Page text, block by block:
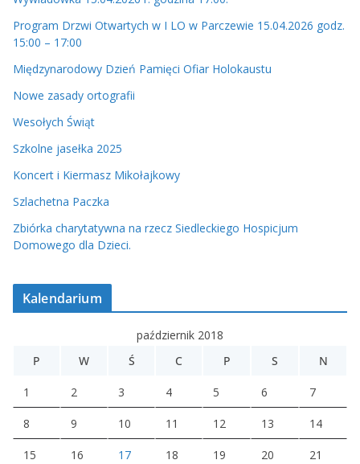
Program Drzwi Otwartych w I LO w Parczewie 15.04.2026 godz.
15:00 – 17:00
Międzynarodowy Dzień Pamięci Ofiar Holokaustu
Nowe zasady ortografii
Wesołych Świąt
Szkolne jasełka 2025
Koncert i Kiermasz Mikołajkowy
Szlachetna Paczka
Zbiórka charytatywna na rzecz Siedleckiego Hospicjum
Domowego dla Dzieci.
Kalendarium
październik 2018
P
W Ś C P S N
1 2 3 4 5 6 7
8 9 10 11 12 13 14
15 16 17 18 19 20 21